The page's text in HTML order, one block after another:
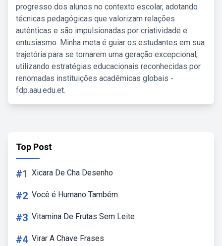
progresso dos alunos no contexto escolar, adotando
técnicas pedagógicas que valorizam relações
autênticas e são impulsionadas por criatividade e
entusiasmo. Minha meta é guiar os estudantes em sua
trajetória para se tornarem uma geração excepcional,
utilizando estratégias educacionais reconhecidas por
renomadas instituições acadêmicas globais -
fdp.aau.edu.et.
Top Post
#1 Xicara De Cha Desenho
#2 Você é Humano Também
#3 Vitamina De Frutas Sem Leite
#4 Virar A Chave Frases